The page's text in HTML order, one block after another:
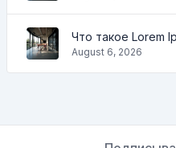
Что такое Lorem
August 6, 2026